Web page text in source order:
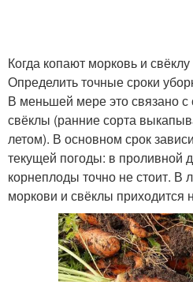
Когда копают морковь и свёклу
Определить точные сроки
В меньшей мере это связано
свёклы (ранние сорта
летом). В основном срок
текущей погоды: в проливной
корнеплоды точно не стоит. В
моркови и свёклы приходится